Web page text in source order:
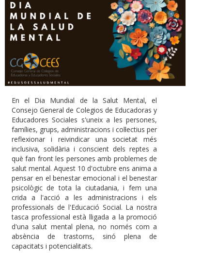
En el Dia Mundial de la Salut Mental, el
Consejo General de Colegios de Educadoras y
Educadores Sociales s'uneix a les persones,
famílies, grups, administracions i col·lectius per
reflexionar i reivindicar una societat més
inclusiva, solidària i conscient dels reptes a
què fan front les persones amb problemes de
salut mental. Aquest 10 d'octubre ens anima a
pensar en el benestar emocional i el benestar
psicològic de tota la ciutadania, i fem una
crida a l'acció a les administracions i els
professionals de l'Educació Social. La nostra
tasca professional està lligada a la promoció
d'una salut mental plena, no només com a
absència de trastorns, sinó plena de
capacitats i potencialitats.